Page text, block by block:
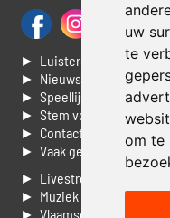
uw
te
om te
► Luisteren naar
► Nieuws
► Speellijst
► Stem voor de Dag top 3
► Contacteer ons
► Vaak gestelde vragen
► Livestream informatie
► Muziek opzoeken
► Vlaamse 100 Aller tijden